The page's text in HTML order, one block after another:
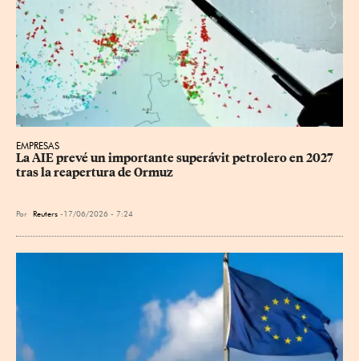
EMPRESAS
La AIE prevé un importante superávit petrolero en 2027
tras la reapertura de Ormuz
Por Reuters 17/06/2026 - 7:24